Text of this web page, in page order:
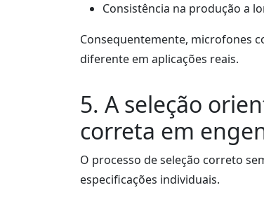
Consistência na produção a
Consequentemente, microfones
diferente em aplicações reais.
5. A seleção
correta em
O processo de seleção correto
especificações individuais.